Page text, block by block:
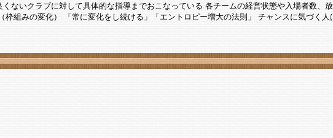
ないクラブに対して具体的な指導までおこなっている 各チームの経営状態や入場者数、
組みの変化） 「常に変化をし続ける」「エントロピー増大の法則」 チャンスに気づく